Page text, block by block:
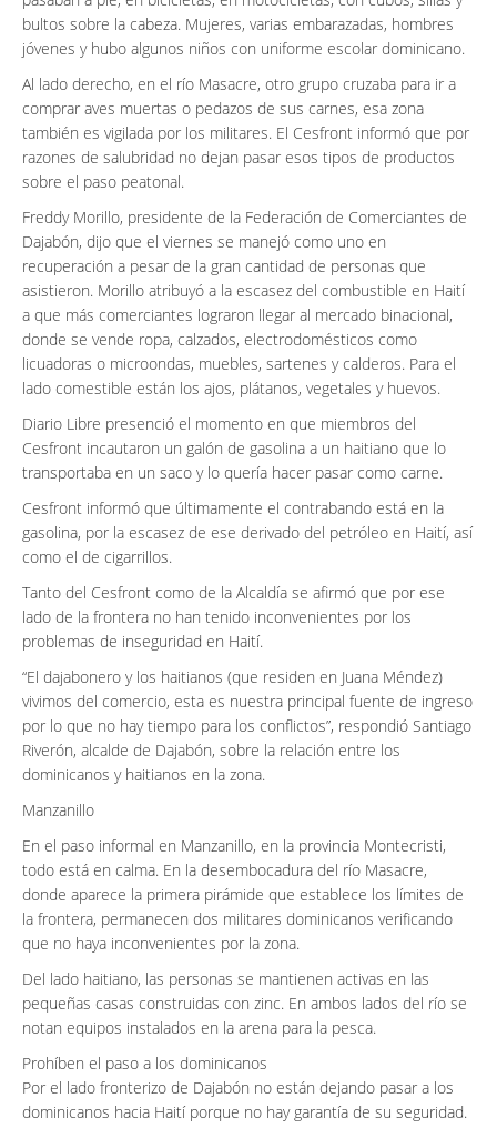
bultos sobre la cabeza. Mujeres, varias embarazadas, hombres
jóvenes y hubo algunos niños con uniforme escolar dominicano.
Al lado derecho, en el río Masacre, otro grupo cruzaba para ir a
comprar aves muertas o pedazos de sus carnes, esa zona
también es vigilada por los militares. El Cesfront informó que por
razones de salubridad no dejan pasar esos tipos de productos
sobre el paso peatonal.
Freddy Morillo, presidente de la Federación de Comerciantes de
Dajabón, dijo que el viernes se manejó como uno en
recuperación a pesar de la gran cantidad de personas que
asistieron. Morillo atribuyó a la escasez del combustible en Haití
a que más comerciantes lograron llegar al mercado binacional,
donde se vende ropa, calzados, electrodomésticos como
licuadoras o microondas, muebles, sartenes y calderos. Para el
lado comestible están los ajos, plátanos, vegetales y huevos.
Diario Libre presenció el momento en que miembros del
Cesfront incautaron un galón de gasolina a un haitiano que lo
transportaba en un saco y lo quería hacer pasar como carne.
Cesfront informó que últimamente el contrabando está en la
gasolina, por la escasez de ese derivado del petróleo en Haití, así
como el de cigarrillos.
Tanto del Cesfront como de la Alcaldía se afirmó que por ese
lado de la frontera no han tenido inconvenientes por los
problemas de inseguridad en Haití.
“El dajabonero y los haitianos (que residen en Juana Méndez)
vivimos del comercio, esta es nuestra principal fuente de ingreso
por lo que no hay tiempo para los conflictos”, respondió Santiago
Riverón, alcalde de Dajabón, sobre la relación entre los
dominicanos y haitianos en la zona.
Manzanillo
En el paso informal en Manzanillo, en la provincia Montecristi,
todo está en calma. En la desembocadura del río Masacre,
donde aparece la primera pirámide que establece los límites de
la frontera, permanecen dos militares dominicanos verificando
que no haya inconvenientes por la zona.
Del lado haitiano, las personas se mantienen activas en las
pequeñas casas construidas con zinc. En ambos lados del río se
notan equipos instalados en la arena para la pesca.
Prohíben el paso a los dominicanos
Por el lado fronterizo de Dajabón no están dejando pasar a los
dominicanos hacia Haití porque no hay garantía de su seguridad.